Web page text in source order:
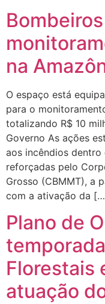
na
O espaço está
para o
totalizando R$ 10
Governo As ações
aos incêndios
reforçadas pelo
Grosso (CBMMT), a
com a ativação da
Plano de
Florestais
atuação